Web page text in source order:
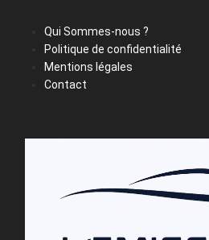
Qui Sommes-nous ?
Politique de confidentialité
Mentions légales
Contact